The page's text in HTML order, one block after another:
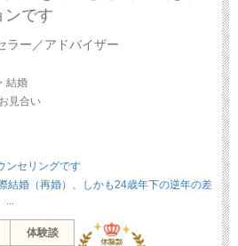
ンです
ラー／アドバイザー
結婚
見合い
ンセリングです
結婚（再婚）、しかも24歳年下の逆年の差
...
体験談